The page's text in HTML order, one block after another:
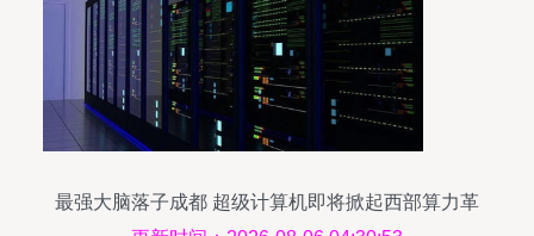
最强大脑落子成都 超级计算机即将掀起西部算力革
命